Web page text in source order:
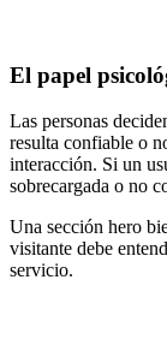
El papel
Las personas
resulta confiable o
interacción. Si un
sobrecargada o no
Una sección hero
visitante debe
servicio.